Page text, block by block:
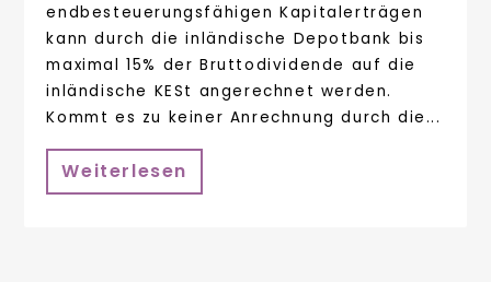
endbesteuerungsfähigen Kapitalerträgen
kann durch die inländische Depotbank bis
maximal 15% der Bruttodividende auf die
inländische KESt angerechnet werden.
Kommt es zu keiner Anrechnung durch die...
Weiterlesen